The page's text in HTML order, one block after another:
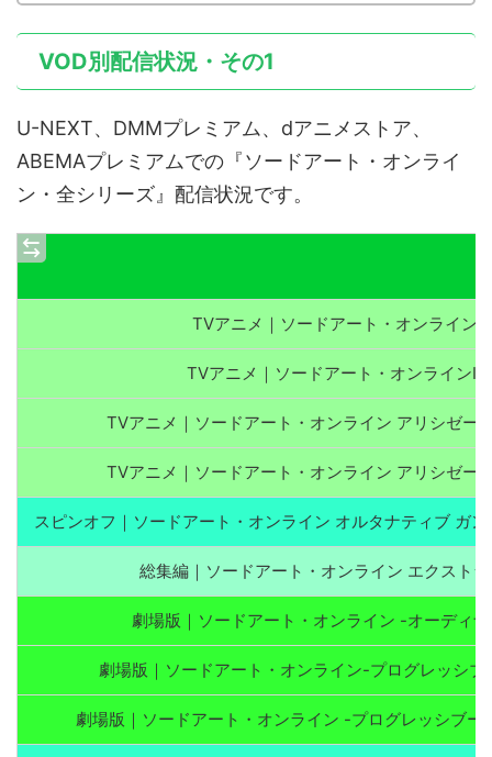
VOD別配信状況・その1
U-NEXT、DMMプレミアム、dアニメストア、
ABEMAプレミアムでの『ソードアート・オンライ
ン・全シリーズ』配信状況です。
TVアニメ｜ソードアート・オンライン
TVアニメ｜ソードアート・オンラインII
TVアニメ｜ソードアート・オンライン アリシゼー
TVアニメ｜ソードアート・オンライン アリシゼー
スピンオフ｜ソードアート・オンライン オルタナティブ ガ
総集編｜ソードアート・オンライン エクスト
劇場版｜ソードアート・オンライン -オーディ
劇場版｜ソードアート・オンライン-プログレッシ
劇場版｜ソードアート・オンライン -プログレッシブー